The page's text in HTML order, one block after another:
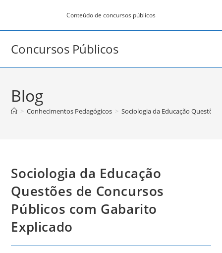
o
conteúdo
Conteúdo de concursos públicos
Concursos Públicos
Blog
> Conhecimentos Pedagógicos > Sociologia da Educação
Sociologia da Educação
Questões de Concursos
Públicos com Gabarito
Explicado